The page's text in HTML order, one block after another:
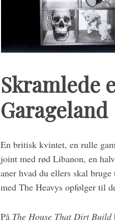
Skramlede
Garageland
En britisk kvintet, en rulle
joint med rød Libanon, en
aner hvad du ellers skal
med The Heavys opfølger til
På The House That Dirt Build